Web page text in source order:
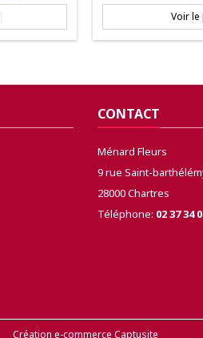
Voir
CONTACT
Ménard Fleurs
9 rue Saint-
28000 Chartres
Téléphone: 02 37 34
Création e-commerce Captusite